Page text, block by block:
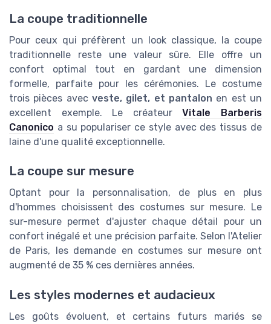
La coupe traditionnelle
Pour ceux qui préfèrent un look classique, la coupe
traditionnelle reste une valeur sûre. Elle offre un
confort optimal tout en gardant une dimension
formelle, parfaite pour les cérémonies. Le costume
trois pièces avec veste, gilet, et pantalon en est un
excellent exemple. Le créateurVitale Barberis
Canonico a su populariser ce style avec des tissus de
laine d'une qualité exceptionnelle.
La coupe sur mesure
Optant pour la personnalisation, de plus en plus
d'hommes choisissent des costumes sur mesure. Le
sur-mesure permet d'ajuster chaque détail pour un
confort inégalé et une précision parfaite. Selon l'Atelier
de Paris, les demande en costumes sur mesure ont
augmenté de 35 % ces dernières années.
Les styles modernes et audacieux
Les goûts évoluent, et certains futurs mariés se